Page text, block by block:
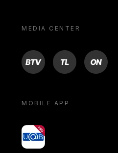
MEDIA CENTER
BTV TL ON
MOBILE APP
yoU@B